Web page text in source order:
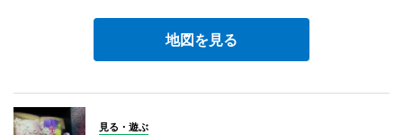
地図を見る
見る・遊ぶ